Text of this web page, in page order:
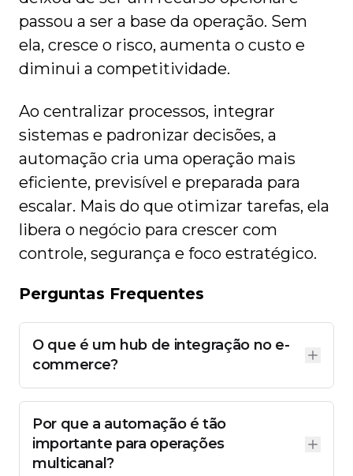
passou a ser a base da operação. Sem
ela, cresce o risco, aumenta o custo e
diminui a competitividade.
Ao centralizar processos, integrar
sistemas e padronizar decisões, a
automação cria uma operação mais
eficiente, previsível e preparada para
escalar. Mais do que otimizar tarefas, ela
libera o negócio para crescer com
controle, segurança e foco estratégico.
Perguntas Frequentes
O que é um hub de integração no e-
commerce?
Por que a automação é tão
importante para operações
multicanal?